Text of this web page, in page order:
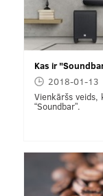
Kas ir
2018-01-13
Vienkāršs
“Soundbar”.